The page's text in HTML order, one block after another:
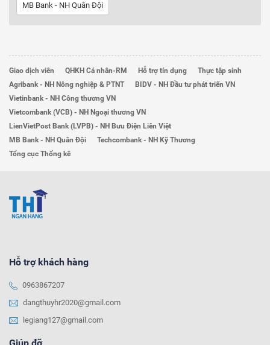
MB Bank - NH Quân Đội
Giao dịch viên QHKH Cá nhân-RM Hỗ trợ tín dụng
Thực tập sinh
Agribank - NH Nông nghiệp & PTNT
BIDV - NH Đầu tư phát triển VN
Vietinbank - NH Công thương VN
Vietcombank (VCB) - NH Ngoại thương VN
LienVietPost Bank (LVPB) - NH Bưu Điện Liên Việt
MB Bank - NH Quân Đội
Techcombank - NH Kỹ Thương
Tổng cục Thống kê
Hỗ trợ khách hàng
0963867207
dangthuyhr2020@gmail.com
legiang127@gmail.com